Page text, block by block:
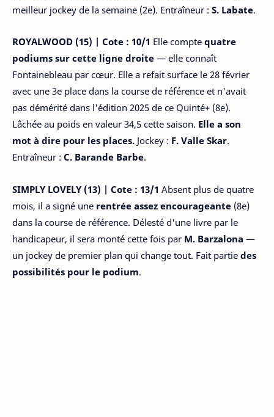
meilleur jockey de la semaine (2e). Entraîneur : S. Labate.
ROYALWOOD (15) | Cote : 10/1 Elle compte quatre
podiums sur cette ligne droite — elle connaît
Fontainebleau par cœur. Elle a refait surface le 28 février
avec une 3e place dans la course de référence et n'avait
pas démérité dans l'édition 2025 de ce Quinté+ (8e).
Lâchée au poids en valeur 34,5 cette saison. Elle a son
mot à dire pour les places. Jockey : F. Valle Skar.
Entraîneur : C. Barande Barbe.
SIMPLY LOVELY (13) | Cote : 13/1 Absent plus de quatre
mois, il a signé une rentrée assez encourageante (8e)
dans la course de référence. Délesté d'une livre par le
handicapeur, il sera monté cette fois par M. Barzalona —
un jockey de premier plan qui change tout. Fait partie des
possibilités pour le podium.